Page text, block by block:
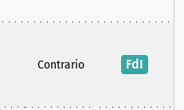
Contrario FdI